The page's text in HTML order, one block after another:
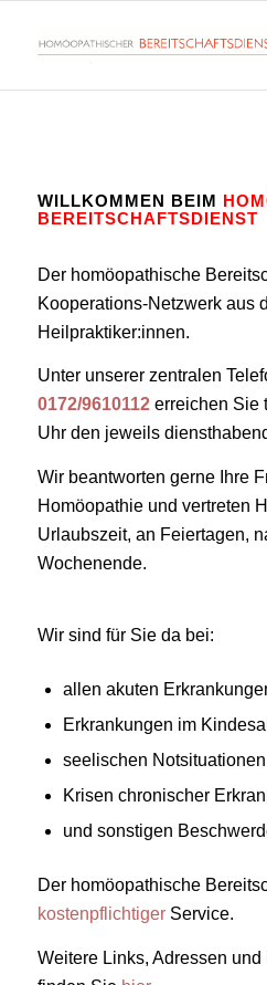
WILLKOMMEN BEIM
BEREITSCHAFTSDIENST
Der homöopathische
Kooperations-Netzwerk aus
Heilpraktiker:innen.
Unter unserer zentralen
0172/9610112erreichen Sie
Uhr den jeweils
Wir beantworten gerne Ihre
Homöopathie und vertreten
Urlaubszeit, an Feiertagen,
Wochenende.
Wir sind für Sie da bei:
allen akuten
Erkrankungen im
seelischen Notsituationen
Krisen chronischer
und sonstigen
Der homöopathische
kostenpflichtigerService.
Weitere Links, Adressen